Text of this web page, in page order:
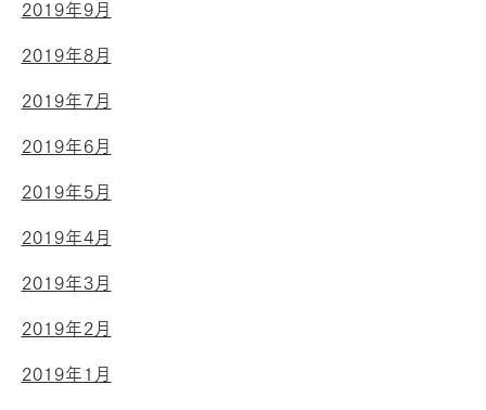
2019年9月
2019年8月
2019年7月
2019年6月
2019年5月
2019年4月
2019年3月
2019年2月
2019年1月